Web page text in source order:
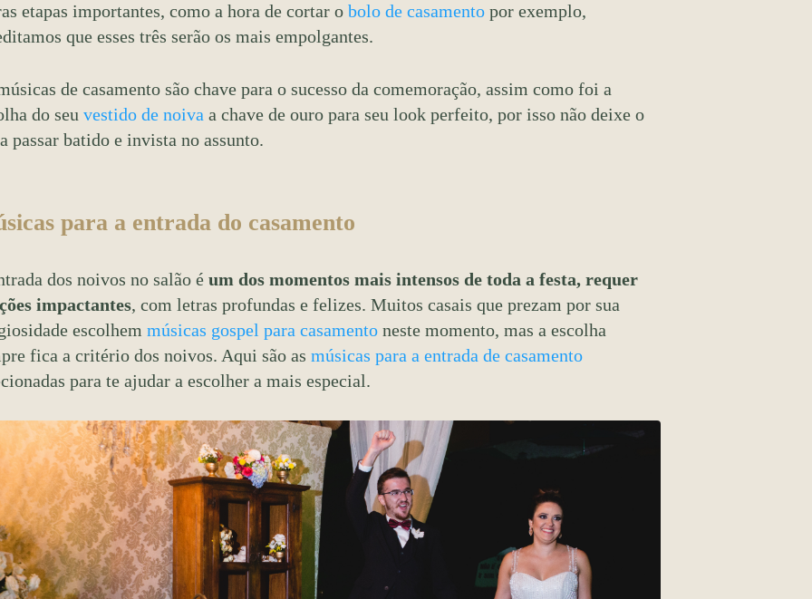
etapas importantes, como a hora de cortar o bolo de casamento por exemplo,
que esses três serão os mais empolgantes.
de casamento são chave para o sucesso da comemoração, assim como foi a
do seu vestido de noiva a chave de ouro para seu look perfeito, por isso não deixe o
passar batido e invista no assunto.
para a entrada do casamento
dos noivos no salão é um dos momentos mais intensos de toda a festa, requer
impactantes, com letras profundas e felizes. Muitos casais que prezam por sua
escolhem músicas gospel para casamento neste momento, mas a escolha
fica a critério dos noivos. Aqui são as músicas para a entrada de casamento
para te ajudar a escolher a mais especial.